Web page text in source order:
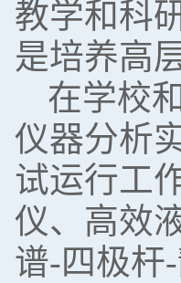
教学和科
是培养高
在学校
仪器分析
试运行工
仪、高效
谱-四极杆